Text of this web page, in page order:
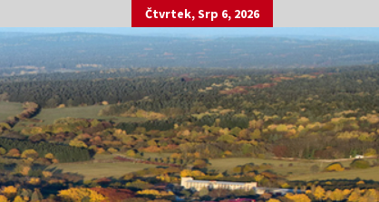
Čtvrtek, Srp 6, 2026